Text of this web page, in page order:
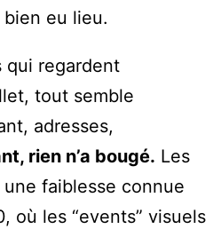
eu lieu.
qui regardent
tout semble
adresses,
rien n’a bougé. Les
faiblesse connue
où les “events” visuels